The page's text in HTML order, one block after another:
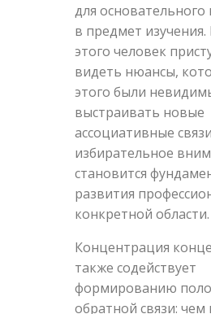
для основательного
в предмет изучения.
этого человек
видеть нюансы,
этого были
выстраивать новые
ассоциативные
избирательное
становится
развития
конкретной области.
Концентрация
также содействует
формированию
обратной связи: